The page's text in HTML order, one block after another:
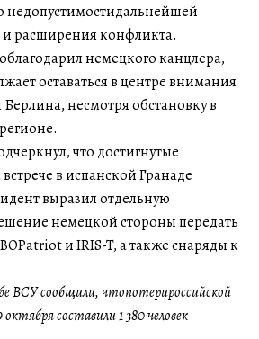
недопустимостидальнейшей
и расширения конфликта.
немецкого канцлера,
оставаться в центре внимания
несмотря обстановку в
что достигнутые
в испанской Гранаде
выразил отдельную
немецкой стороны передать
и IRIS-T, а также снаряды к
ВСУ сообщили, чтопотерироссийской
составили 1 380 человек